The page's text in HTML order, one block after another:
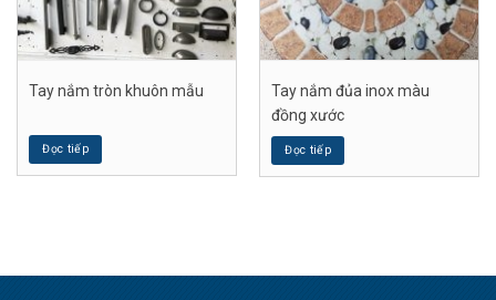
Tay nắm tròn khuôn mẫu
Đọc tiếp
Tay nắm đủa inox màu
đồng xước
Đọc tiếp